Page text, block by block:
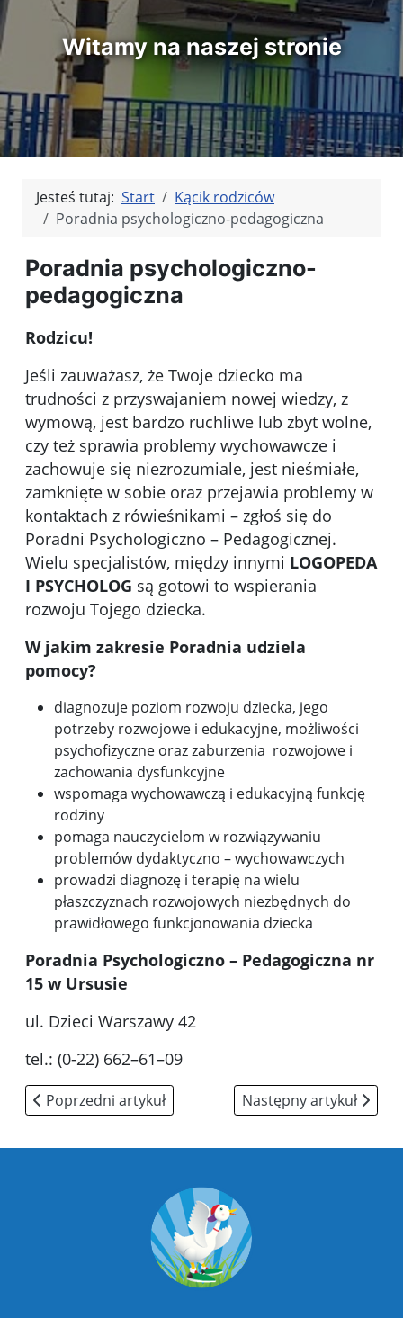
Witamy na naszej stronie
Jesteś tutaj: Start
Kącik rodziców
Poradnia psychologiczno-pedagogiczna
Poradnia psychologiczno-
pedagogiczna
Rodzicu!
Jeśli zauważasz, że Twoje dziecko ma
trudności z przyswajaniem nowej wiedzy, z
wymową, jest bardzo ruchliwe lub zbyt wolne,
czy też sprawia problemy wychowawcze i
zachowuje się niezrozumiale, jest nieśmiałe,
zamknięte w sobie oraz przejawia problemy w
kontaktach z rówieśnikami – zgłoś się do
Poradni Psychologiczno – Pedagogicznej.
Wielu specjalistów, między innymi LOGOPEDA
I PSYCHOLOG są gotowi to wspierania
rozwoju Tojego dziecka.
W jakim zakresie Poradnia udziela
pomocy?
diagnozuje poziom rozwoju dziecka, jego
potrzeby rozwojowe i edukacyjne, możliwości
psychofizyczne oraz zaburzenia rozwojowe i
zachowania dysfunkcyjne
wspomaga wychowawczą i edukacyjną funkcję
rodziny
pomaga nauczycielom w rozwiązywaniu
problemów dydaktyczno –wychowawczych
prowadzi diagnozę i terapię na wielu
płaszczyznach rozwojowych niezbędnych do
prawidłowego funkcjonowania dziecka
Poradnia Psychologiczno – Pedagogiczna nr
15 w Ursusie
ul. Dzieci Warszawy 42
tel.: (0-22) 662–61–09
Poprzedni artykuł: RADA RODZICÓW reprezentuje
Poprzedni artykuł Następny artykuł:
Następny artykuł